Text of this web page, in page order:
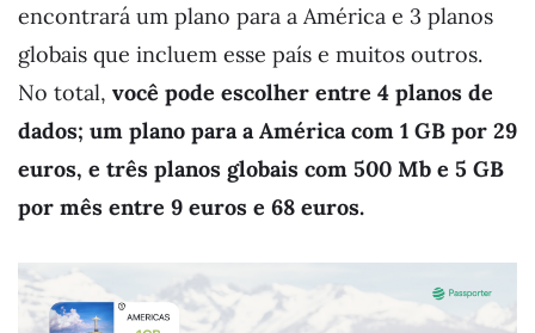
encontrará um plano para a América e 3 planos
globais que incluem esse país e muitos outros.
No total, você pode escolher entre 4 planos de
dados; um plano para a América com 1 GB por 29
euros, e três planos globais com 500 Mb e 5 GB
por mês entre 9 euros e 68 euros.